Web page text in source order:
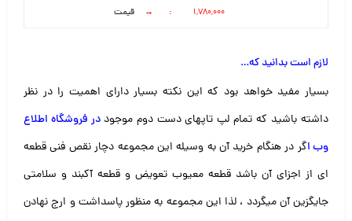
۱,۷۸۰,۰۰۰ :
→ قیمت
لازم است بدانید که…
بسیار مفید خواهد بود که این نکته بسیار دارای اهمیت را در نظر
داشته باشید که تمام لپ تاپهای دست دوم موجود در فروشگاه اطلاع
وباگر در هنگام خرید آن به وسیله این مجموعه دچار نقص فنی قطعه
ای از اجزای آن باشد قطعه معیوب تعویض و قطعه آکبند و سلامتی
جایگزین آن میگردد ، لذا این مجموعه به منظور پاسداشت و ارج نهادن